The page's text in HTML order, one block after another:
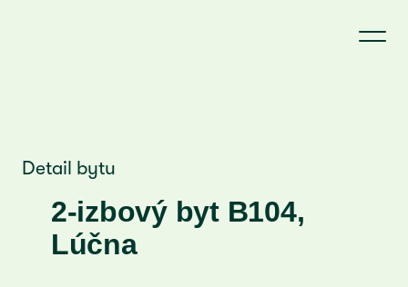
Detail bytu
2-izbový byt B104,
Lúčna